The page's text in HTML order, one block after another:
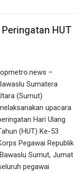
HUT
–
Sumatera
(Sumut)
upacara
Hari Ulang
(HUT) Ke-53
Pegawai Republik
Sumut, Jumat
pegawai